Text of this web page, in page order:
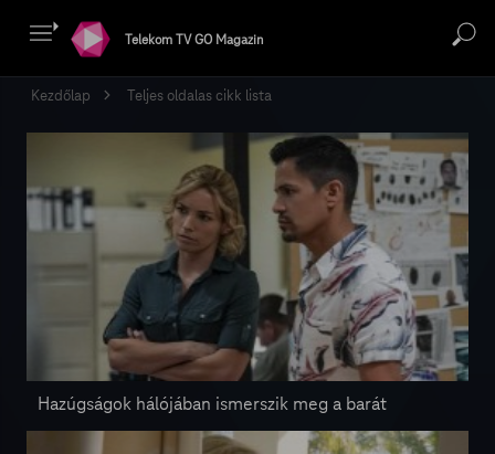
Telekom TV GO Magazin
Kezdőlap Teljes oldalas cikk lista
Hazúgságok hálójában ismerszik meg a barát